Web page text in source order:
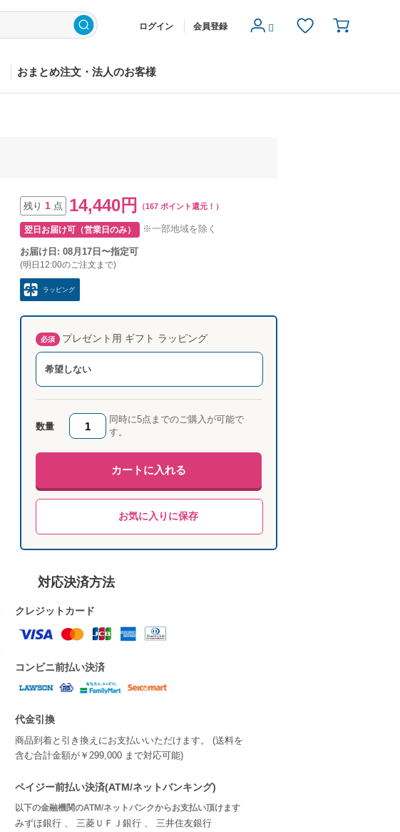
ログイン 会員登録
おまとめ注文・法人のお客様
残り 1 点 14,440円 （167 ポイント還元！）
翌日お届け可（営業日のみ） ※一部地域を除く
お届け日: 08月17日〜指定可
(明日12:00のご注文まで)
ラッピング
必須 プレゼント用 ギフト ラッピング
希望しない
数量
同時に5点までのご購入が可能で
す。
カートに入れる
お気に入りに保存
対応決済方法
クレジットカード
コンビニ前払い決済
代金引換
商品到着と引き換えにお支払いいただけます。 (送料を
含む合計金額が￥299,000 まで対応可能)
ペイジー前払い決済(ATM/ネットバンキング)
以下の金融機関のATM/ネットバンクからお支払い頂けます
みずほ銀行 、 三菱ＵＦＪ銀行 、 三井住友銀行